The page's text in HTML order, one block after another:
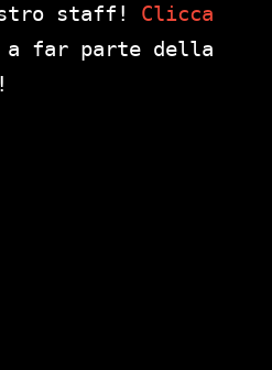
staff! Clicca
a far parte della